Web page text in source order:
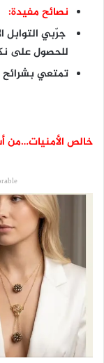
نصائح مفيدة:
جرّبي التوابل
للحصول على
تمتعي بشرائح
خالص الأمنيات…من